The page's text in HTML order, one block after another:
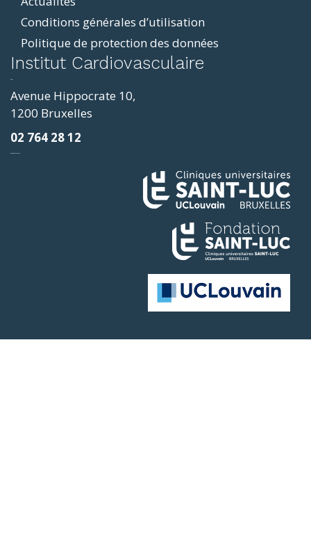
Conditions générales d’utilisation
Politique de protection des données
Institut Cardiovasculaire
Avenue Hippocrate 10,
1200 Bruxelles
02 764 28 12